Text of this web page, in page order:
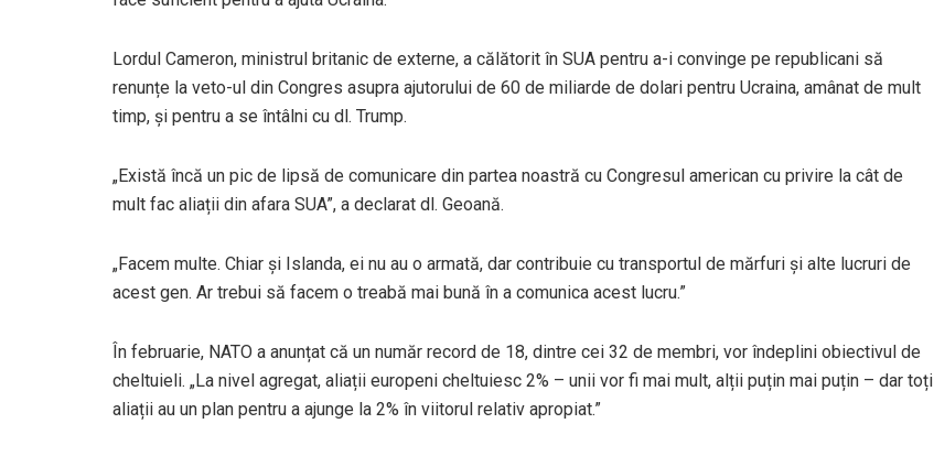
Lordul Cameron, ministrul britanic de externe, a călătorit în SUA pentru a-i convinge pe republicani să
renunțe la veto-ul din Congres asupra ajutorului de 60 de miliarde de dolari pentru Ucraina, amânat de mult
timp, și pentru a se întâlni cu dl. Trump.
„Există încă un pic de lipsă de comunicare din partea noastră cu Congresul american cu privire la cât de
mult fac aliații din afara SUA”, a declarat dl. Geoană.
„Facem multe. Chiar și Islanda, ei nu au o armată, dar contribuie cu transportul de mărfuri și alte lucruri de
acest gen. Ar trebui să facem o treabă mai bună în a comunica acest lucru.”
În februarie, NATO a anunțat că un număr record de 18, dintre cei 32 de membri, vor îndeplini obiectivul de
cheltuieli. „La nivel agregat, aliații europeni cheltuiesc 2% – unii vor fi mai mult, alții puțin mai puțin – dar toți
aliații au un plan pentru a ajunge la 2% în viitorul relativ apropiat.”